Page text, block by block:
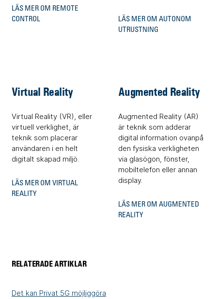
LÄS MER OM REMOTE
CONTROL
LÄS MER OM AUTONOM
UTRUSTNING
Virtual Reality
Virtual Reality (VR), eller
virtuell verklighet, är
teknik som placerar
användaren i en helt
digitalt skapad miljö.
LÄS MER OM VIRTUAL
REALITY
Augmented Reality
Augmented Reality (AR)
är teknik som adderar
digital information ovanpå
den fysiska verkligheten
via glasögon, fönster,
mobiltelefon eller annan
display.
LÄS MER OM AUGMENTED
REALITY
RELATERADE ARTIKLAR
Det kan Privat 5G möjliggöra